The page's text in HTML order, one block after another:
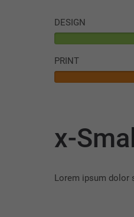
DESIGN
PRINT
x-
Lorem ipsum dolor